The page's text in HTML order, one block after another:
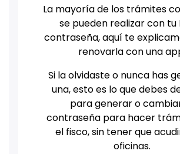
La mayoría de los trámites
se pueden realizar con tu
contraseña, aquí te
renovarla con una
Si la olvidaste o nunca has
una, esto es lo que debes
para generar o
contraseña para hacer
el fisco, sin tener que
oficinas.